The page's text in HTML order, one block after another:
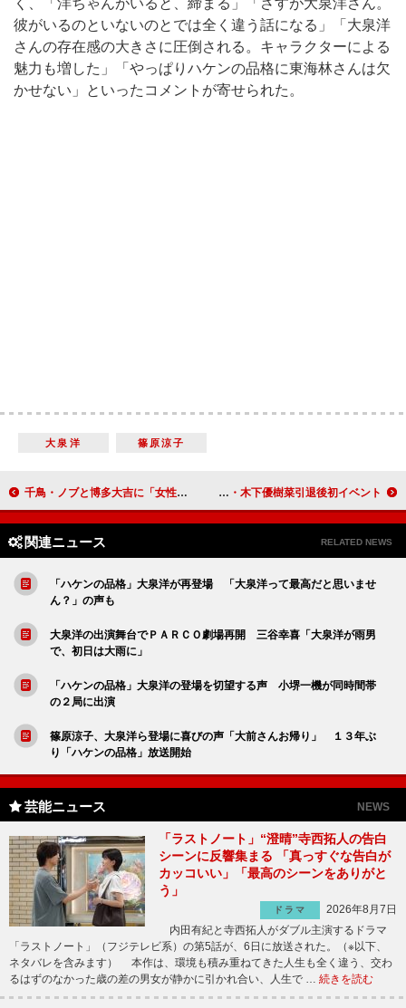
く、「洋ちゃんがいると、締まる」「さすが大泉洋さん。
彼がいるのといないのとでは全く違う話になる」「大泉洋
さんの存在感の大きさに圧倒される。キャラクターによる
魅力も増した」「やっぱりハケンの品格に東海林さんは欠
かせない」といったコメントが寄せられた。
大泉洋 篠原涼子
千鳥・ノブと博多大吉に「女性問題に注意」の忠告 ノブ「逆恨みが一番怖いんです」 藤本敏史、野呂佳代に謝罪 元妻・木下優樹菜引退後初イベント
関連ニュース RELATED NEWS
「ハケンの品格」大泉洋が再登場 「大泉洋って最高だと思いませ
ん？」の声も
大泉洋の出演舞台でＰＡＲＣＯ劇場再開 三谷幸喜「大泉洋が雨男
で、初日は大雨に」
「ハケンの品格」大泉洋の登場を切望する声 小堺一機が同時間帯
の２局に出演
篠原涼子、大泉洋ら登場に喜びの声「大前さんお帰り」 １３年ぶ
り「ハケンの品格」放送開始
芸能ニュース NEWS
「ラストノート」“澄晴”寺西拓人の告白
シーンに反響集まる 「真っすぐな告白が
カッコいい」「最高のシーンをありがと
う」
ドラマ
2026年8月7日
内田有紀と寺西拓人がダブル主演するドラマ
「ラストノート」（フジテレビ系）の第5話が、6日に放送された。（※以下、
ネタバレを含みます） 本作は、環境も積み重ねてきた人生も全く違う、交わ
るはずのなかった歳の差の男女が静かに引かれ合い、人生で … 続きを読む